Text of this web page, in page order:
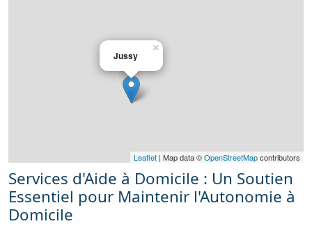
×
Jussy
Leaflet | Map data ©OpenStreetMapcontributors
Services d'Aide à Domicile : Un Soutien
Essentiel pour Maintenir l'Autonomie à
Domicile